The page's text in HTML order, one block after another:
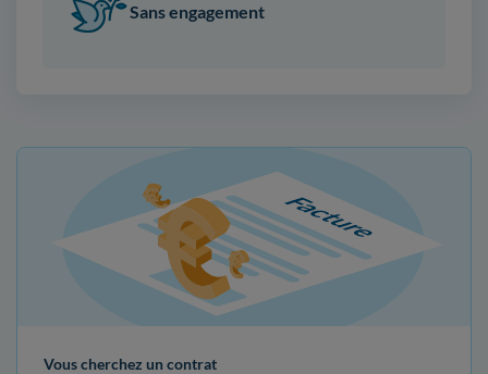
Sans engagement
Vous cherchez un contrat